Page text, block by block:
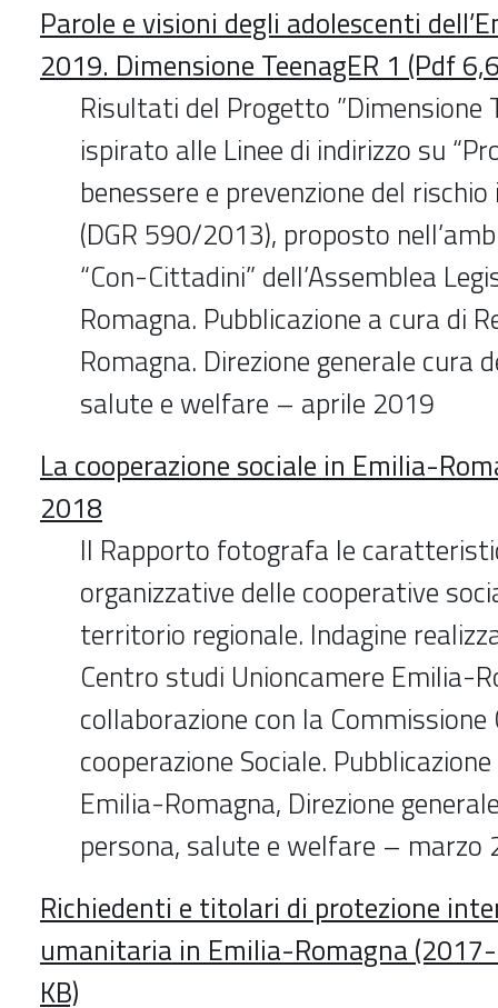
Parole e visioni degli adolescenti
2019. Dimensione TeenagER 1 (Pdf
Risultati del Progetto ”Dimensione
ispirato alle Linee di indirizzo su
benessere e prevenzione del rischio
(DGR 590/2013), proposto
“Con-Cittadini” dell’Assemblea
Romagna. Pubblicazione a cura di
Romagna. Direzione generale cura
salute e welfare – aprile 2019
La cooperazione sociale in Emilia-
2018
Il Rapporto fotografa le
organizzative delle cooperative
territorio regionale. Indagine
Centro studi Unioncamere Emilia-
collaborazione con la
cooperazione Sociale.
Emilia-Romagna, Direzione
persona, salute e welfare – marzo
Richiedenti e titolari di protezione
umanitaria in Emilia-Romagna
KB)